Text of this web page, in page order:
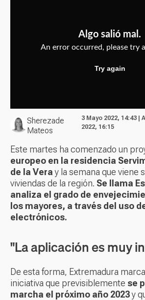
Sherezade
Mateos
3 Mayo 2022, 14:43 |
2022, 16:15
Este martes ha comenzado un
europeo en la residencia
de la Veray la semana que viene
viviendas de la región. Se llama
analiza el grado de
los mayores, a través del uso
electrónicos.
"La aplicación es muy
De esta forma, Extremadura
iniciativa que previsiblemente se
marcha el próximo año 2023y